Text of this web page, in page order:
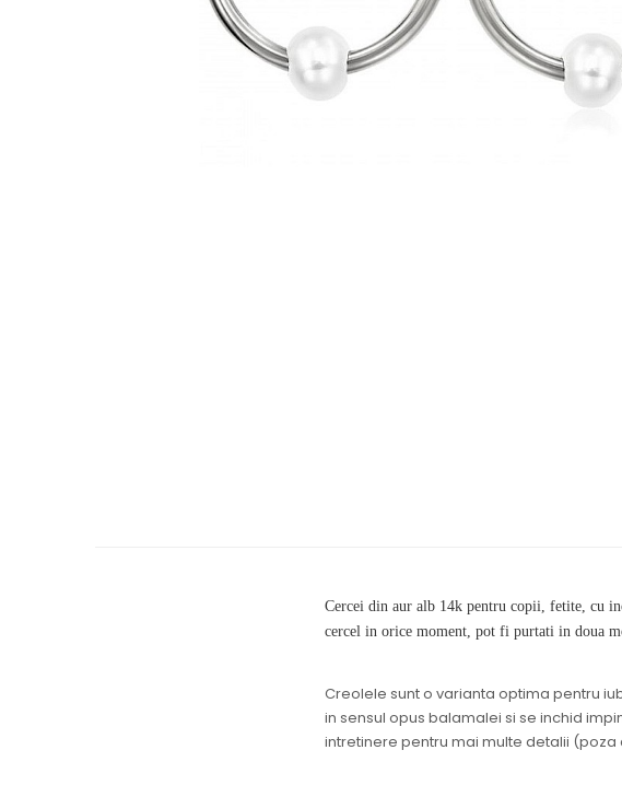
Cercei din aur alb 14k pentru copii, fetite, cu
cercel in orice moment, pot fi purtati in doua
Creolele sunt o varianta optima pentru
in sensul opus balamalei si se inchid
intretinere pentru mai multe detalii